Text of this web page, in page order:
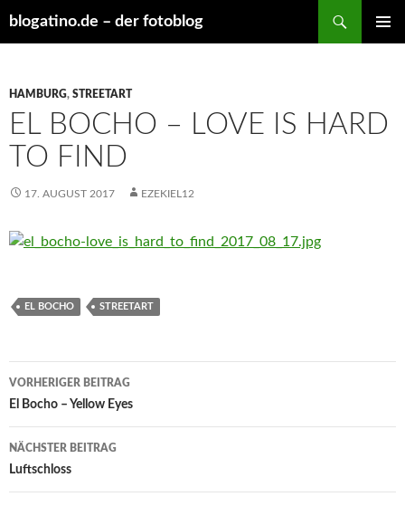
blogatino.de – der fotoblog
HAMBURG, STREETART
EL BOCHO – LOVE IS HARD
TO FIND
17. AUGUST 2017 EZEKIEL12
EL BOCHO STREETART
Beitragsnavigation
VORHERIGER BEITRAG
El Bocho – Yellow Eyes
NÄCHSTER BEITRAG
Luftschloss